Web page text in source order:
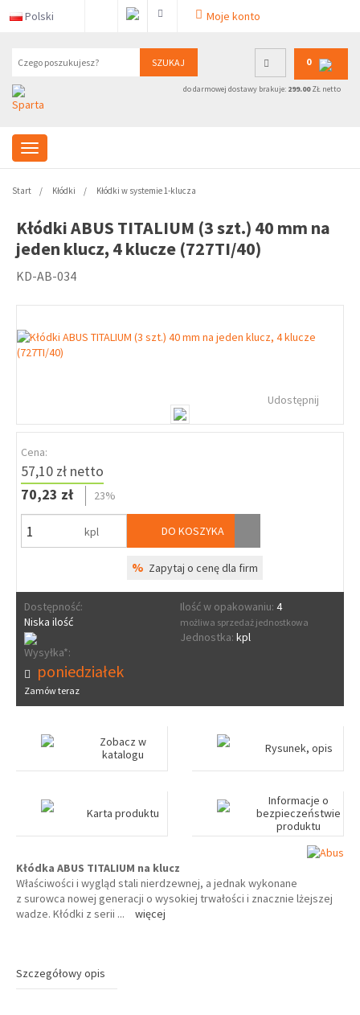
Polski Moje konto
SZUKAJ 0
do darmowej dostawy brakuje: 299.00ZŁ netto
Start Kłódki Kłódki w systemie 1-klucza
Kłódki ABUS TITALIUM (3 szt.) 40 mm na
jeden klucz, 4 klucze (727TI/40)
KD-AB-034
Udostępnij
Cena:
57,10 zł netto
70,23 zł
23%
kpl DO KOSZYKA
% Zapytaj o cenę dla firm
Dostępność:
Niska ilość
Ilość w opakowaniu: 4
możliwa sprzedaż jednostkowa
Jednostka: kpl
Wysyłka*:
poniedziałek
Zamów teraz
Zobacz w
katalogu
Rysunek, opis
Karta produktu
Informacje o
bezpieczeństwie
produktu
Kłódka ABUS TITALIUM na klucz
Właściwości i wygląd stali nierdzewnej, a jednak wykonane
z surowca nowej generacji o wysokiej trwałości i znacznie lżejszej
wadze. Kłódki z serii ... więcej
Szczegółowy opis